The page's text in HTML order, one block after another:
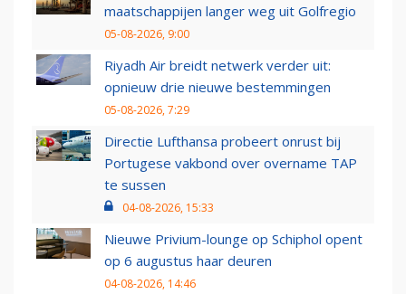
maatschappijen langer weg uit Golfregio
05-08-2026, 9:00
Riyadh Air breidt netwerk verder uit:
opnieuw drie nieuwe bestemmingen
05-08-2026, 7:29
Directie Lufthansa probeert onrust bij
Portugese vakbond over overname TAP
te sussen
04-08-2026, 15:33
Nieuwe Privium-lounge op Schiphol opent
op 6 augustus haar deuren
04-08-2026, 14:46